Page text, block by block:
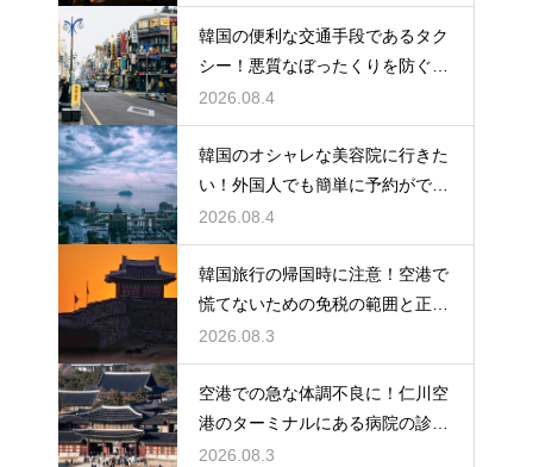
韓国の便利な交通手段であるタク
シー！悪質なぼったくりを防ぐ確
実な対策
2026.08.4
韓国のオシャレな美容院に行きた
い！外国人でも簡単に予約ができ
るアプリ
2026.08.4
韓国旅行の帰国時に注意！空港で
慌てないための免税の範囲と正し
い計算
2026.08.3
空港での急な体調不良に！仁川空
港のターミナルにある病院の診療
時間
2026.08.3